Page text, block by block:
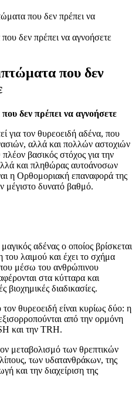
που δεν πρέπει να
που δεν
δεν πρέπει να αγνοήσετε
για τον θυρεοειδή αδένα, που
αλλά και πολλών αστοχιών
βασικός στόχος για την
και πληθώρας αυτοάνοσων
η Ορθομοριακή επαναφορά της
μέγιστο δυνατό βαθμό.
αδένας ο οποίος βρίσκεται
λαιμού και έχει το σχήμα
μέσω του ανθρώπινου
στα κύτταρα και
διαδικασίες.
θυρεοειδή είναι κυρίως δύο: η
από την ορμόνη
και την TRH.
μεταβολισμό των θρεπτικών
των υδατανθράκων, της
και την διαχείριση της